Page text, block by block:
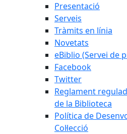
Presentació
Serveis
Tràmits en línia
Novetats
eBiblio (Servei de
Facebook
Twitter
Reglament
de la Biblioteca
Política de
Col·lecció